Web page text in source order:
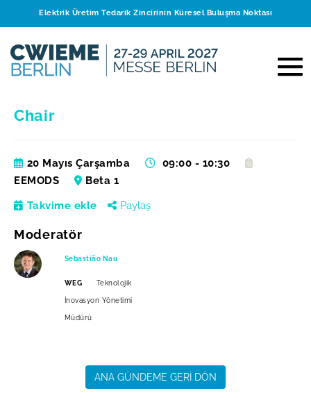
Elektrik Üretim Tedarik Zincirinin Küresel Buluşma Noktası
Chair
20 Mayıs Çarşamba
09:00 - 10:30
EEMODS
Beta 1
Takvime ekle Paylaş
Moderatör
Sebastião Nau
WEG Teknolojik
İnovasyon Yönetimi
Müdürü
ANA GÜNDEME GERİ DÖN